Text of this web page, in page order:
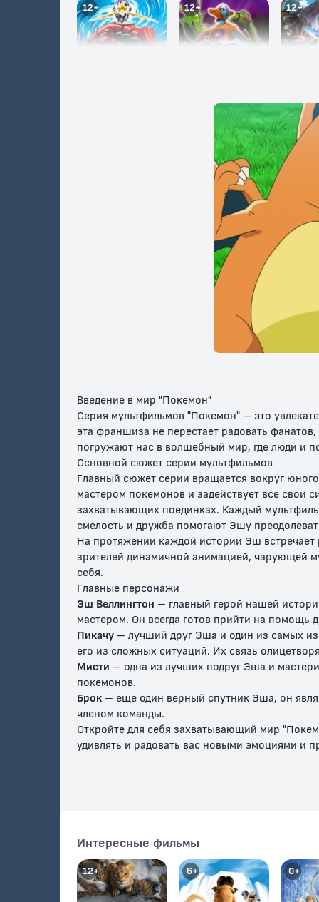
12+
12+
Покемон: Судьба
Деоксиса
12+
и
Покемон: Я
Выбираю Тебя /
Введение в мир "Покемон"
Серия мультфильмов "Покемон" – это
эта франшиза не перестает радовать
погружают нас в волшебный мир, где люди и
Основной сюжет серии мультфильмов
Главный сюжет серии вращается вокруг
мастером покемонов и задействует все свои
захватывающих поединках. Каждый
смелость и дружба помогают Эшу
На протяжении каждой истории Эш встречает
зрителей динамичной анимацией, чарующей
себя.
Главные персонажи
Эш Веллингтон – главный герой нашей
мастером. Он всегда готов прийти на помощь
Пикачу – лучший друг Эша и один из самых
его из сложных ситуаций. Их связь
Мисти – одна из лучших подруг Эша и
покемонов.
Брок – еще один верный спутник Эша, он
членом команды.
Откройте для себя захватывающий мир
удивлять и радовать вас новыми эмоциями и
Интересные фильмы
12+ 6+ 0+